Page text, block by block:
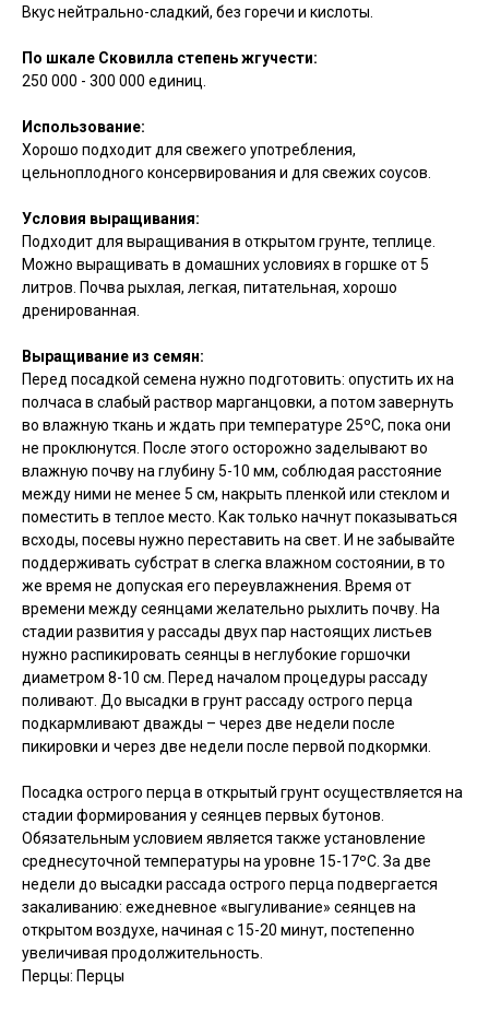
Вкус нейтрально-сладкий, без горечи и кислоты.
По шкале Сковилла степень жгучести:
250 000 - 300 000 единиц.
Использование:
Хорошо подходит для свежего употребления,
цельноплодного консервирования и для свежих соусов.
Условия выращивания:
Подходит для выращивания в открытом грунте, теплице.
Можно выращивать в домашних условиях в горшке от 5
литров. Почва рыхлая, легкая, питательная, хорошо
дренированная.
Выращивание из семян:
Перед посадкой семена нужно подготовить: опустить их на
полчаса в слабый раствор марганцовки, а потом завернуть
во влажную ткань и ждать при температуре 25ºC, пока они
не проклюнутся. После этого осторожно заделывают во
влажную почву на глубину 5-10 мм, соблюдая расстояние
между ними не менее 5 см, накрыть пленкой или стеклом и
поместить в теплое место. Как только начнут показываться
всходы, посевы нужно переставить на свет. И не забывайте
поддерживать субстрат в слегка влажном состоянии, в то
же время не допуская его переувлажнения. Время от
времени между сеянцами желательно рыхлить почву. На
стадии развития у рассады двух пар настоящих листьев
нужно распикировать сеянцы в неглубокие горшочки
диаметром 8-10 см. Перед началом процедуры рассаду
поливают. До высадки в грунт рассаду острого перца
подкармливают дважды – через две недели после
пикировки и через две недели после первой подкормки.
Посадка острого перца в открытый грунт осуществляется на
стадии формирования у сеянцев первых бутонов.
Обязательным условием является также установление
среднесуточной температуры на уровне 15-17ºC. За две
недели до высадки рассада острого перца подвергается
закаливанию: ежедневное «выгуливание» сеянцев на
открытом воздухе, начиная с 15-20 минут, постепенно
увеличивая продолжительность.
Перцы: Перцы